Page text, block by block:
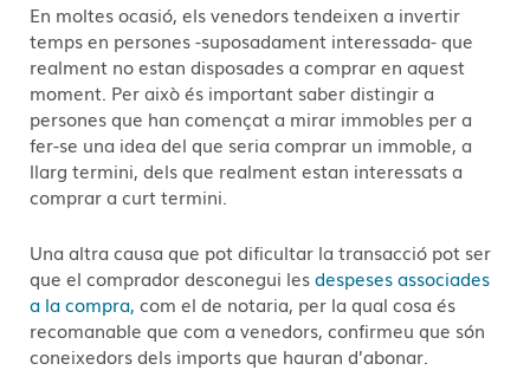
En moltes ocasió, els venedors tendeixen a invertir
temps en persones -suposadament interessada- que
realment no estan disposades a comprar en aquest
moment. Per això és important saber distingir a
persones que han començat a mirar immobles per a
fer-se una idea del que seria comprar un immoble, a
llarg termini, dels que realment estan interessats a
comprar a curt termini.
Una altra causa que pot dificultar la transacció pot ser
que el comprador desconegui lesdespeses associades
a la compra, com el de notaria, per la qual cosa és
recomanable que com a venedors, confirmeu que són
coneixedors dels imports que hauran d’abonar.